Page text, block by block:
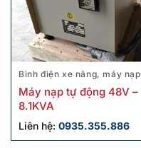
Bình điện xe nâng, máy nạp
Máy nạp tự động 48V –
8.1KVA
Liên hệ: 0935.355.886